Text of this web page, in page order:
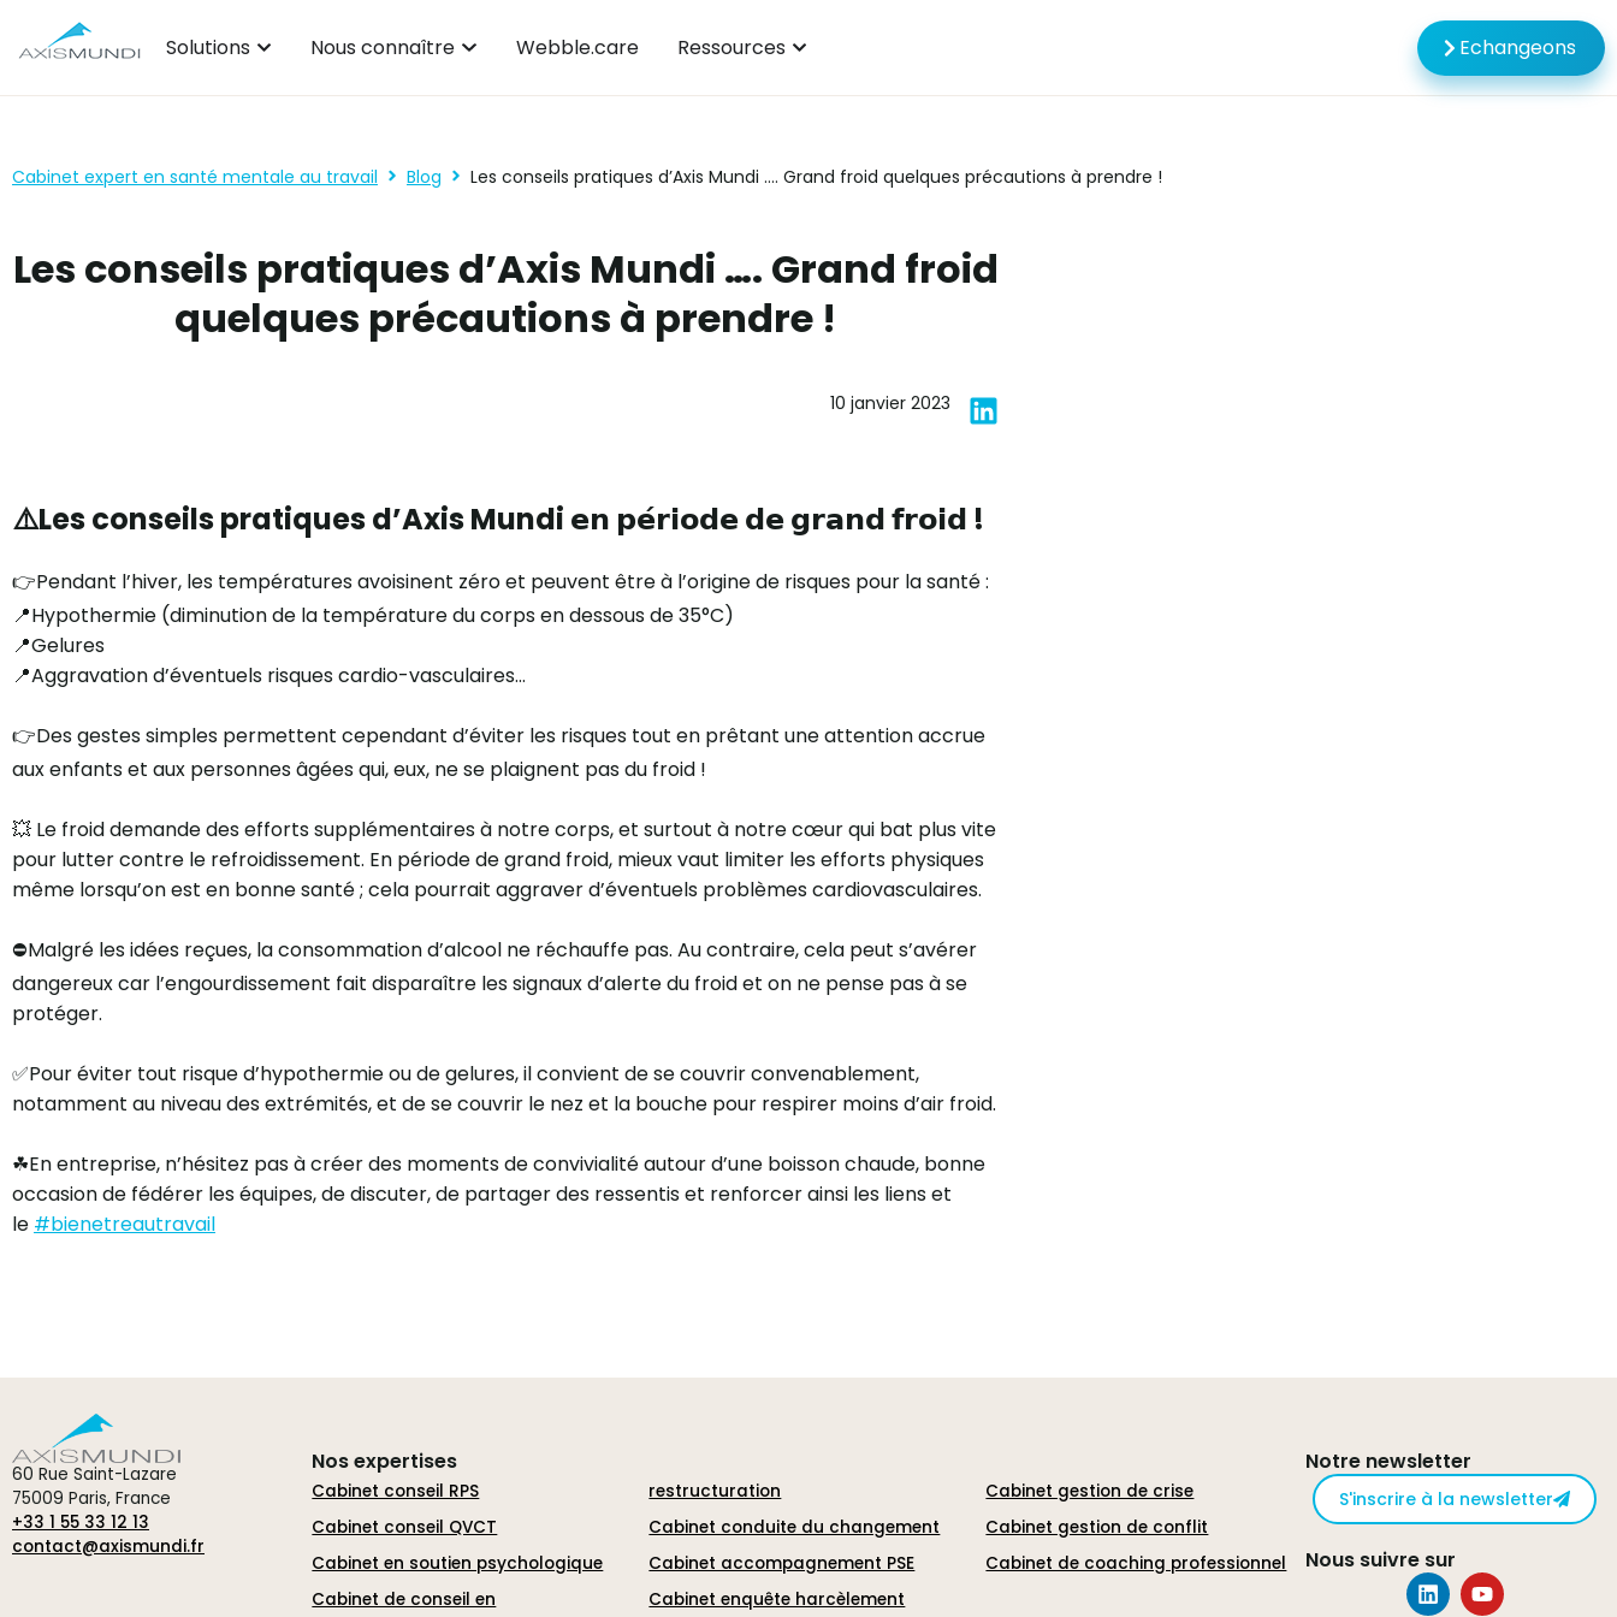
Solutions Nous connaître Webble.care Ressources Echangeons
Cabinet expert en santé mentale au travail Blog Les conseils pratiques d’Axis Mundi …. Grand froid quelques précautions à prendre !
Les conseils pratiques d’Axis Mundi …. Grand froid
quelques précautions à prendre !
10 janvier 2023
⚠️Les conseils pratiques d’Axis Mundi 𝗲𝗻 𝗽𝗲́𝗿𝗶𝗼𝗱𝗲 𝗱𝗲 𝗴𝗿𝗮𝗻𝗱 𝗳𝗿𝗼𝗶𝗱 !
👉Pendant l’hiver, les températures avoisinent zéro et peuvent être à l’origine de risques pour la santé :
📍Hypothermie (diminution de la température du corps en dessous de 35°C)
📍Gelures
📍Aggravation d’éventuels risques cardio-vasculaires…
👉Des gestes simples permettent cependant d’éviter les risques tout en prêtant une attention accrue
aux enfants et aux personnes âgées qui, eux, ne se plaignent pas du froid !
💥 Le froid demande des efforts supplémentaires à notre corps, et surtout à notre cœur qui bat plus vite
pour lutter contre le refroidissement. En période de grand froid, mieux vaut limiter les efforts physiques
même lorsqu’on est en bonne santé ; cela pourrait aggraver d’éventuels problèmes cardiovasculaires.
⛔️Malgré les idées reçues, la consommation d’alcool ne réchauffe pas. Au contraire, cela peut s’avérer
dangereux car l’engourdissement fait disparaître les signaux d’alerte du froid et on ne pense pas à se
protéger.
✅Pour éviter tout risque d’hypothermie ou de gelures, il convient de se couvrir convenablement,
notamment au niveau des extrémités, et de se couvrir le nez et la bouche pour respirer moins d’air froid.
☘En entreprise, n’hésitez pas à créer des moments de convivialité autour d’une boisson chaude, bonne
occasion de fédérer les équipes, de discuter, de partager des ressentis et renforcer ainsi les liens et
le #bienetreautravail
60 Rue Saint-Lazare
75009 Paris, France
+33 1 55 33 12 13
contact@axismundi.fr
Nos expertises
Cabinet conseil RPS
Cabinet conseil QVCT
Cabinet en soutien psychologique
Cabinet de conseil en
restructuration
Cabinet conduite du changement
Cabinet accompagnement PSE
Cabinet enquête harcèlement
Cabinet gestion de crise
Cabinet gestion de conflit
Cabinet de coaching professionnel
Notre newsletter
S'inscrire à la newsletter
Nous suivre sur